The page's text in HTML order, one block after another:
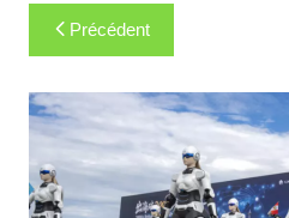
Navigation
de
l’article
Précédent